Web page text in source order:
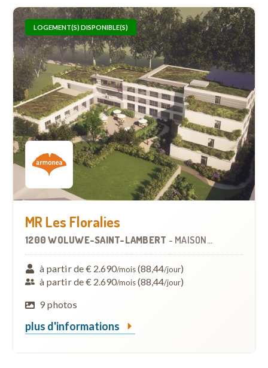
LOGEMENT(S) DISPONIBLE(S)
MR Les Floralies
1200 WOLUWE-SAINT-LAMBERT - MAISON DE REPOS
à partir de € 2.690/mois(88,44/jour)
à partir de € 2.690/mois(88,44/jour)
9 photos
plus d'informations